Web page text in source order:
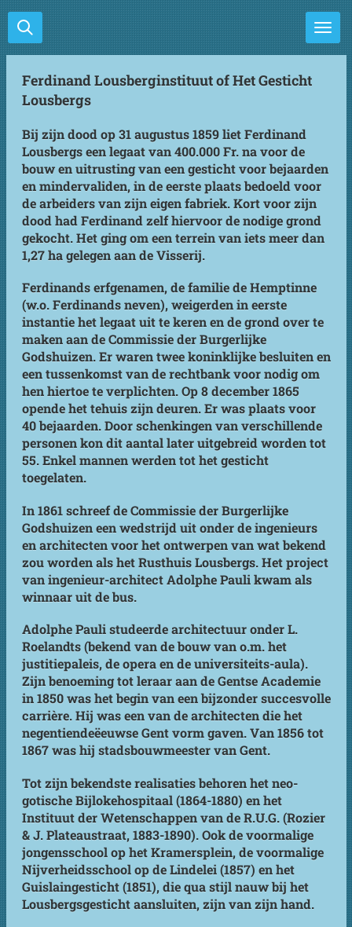
Ga
direct
naar
hoofdinhoud
Ferdinand Lousberginstituut of Het Gesticht
Lousbergs
Bij zijn dood op 31 augustus 1859 liet Ferdinand
Lousbergs een legaat van 400.000 Fr. na voor de
bouw en uitrusting van een gesticht voor bejaarden
en mindervaliden, in de eerste plaats bedoeld voor
de arbeiders van zijn eigen fabriek. Kort voor zijn
dood had Ferdinand zelf hiervoor de nodige grond
gekocht. Het ging om een terrein van iets meer dan
1,27 ha gelegen aan de Visserij.
Ferdinands erfgenamen, de familie de Hemptinne
(w.o. Ferdinands neven), weigerden in eerste
instantie het legaat uit te keren en de grond over te
maken aan de Commissie der Burgerlijke
Godshuizen. Er waren twee koninklijke besluiten en
een tussenkomst van de rechtbank voor nodig om
hen hiertoe te verplichten. Op 8 december 1865
opende het tehuis zijn deuren. Er was plaats voor
40 bejaarden. Door schenkingen van verschillende
personen kon dit aantal later uitgebreid worden tot
55. Enkel mannen werden tot het gesticht
toegelaten.
In 1861 schreef de Commissie der Burgerlijke
Godshuizen een wedstrijd uit onder de ingenieurs
en architecten voor het ontwerpen van wat bekend
zou worden als het Rusthuis Lousbergs. Het project
van ingenieur-architect Adolphe Pauli kwam als
winnaar uit de bus.
Adolphe Pauli studeerde architectuur onder L.
Roelandts (bekend van de bouw van o.m. het
justitiepaleis, de opera en de universiteits-aula).
Zijn benoeming tot leraar aan de Gentse Academie
in 1850 was het begin van een bijzonder succesvolle
carrière. Hij was een van de architecten die het
negentiendeëeuwse Gent vorm gaven. Van 1856 tot
1867 was hij stadsbouwmeester van Gent.
Tot zijn bekendste realisaties behoren het neo-
gotische Bijlokehospitaal (1864-1880) en het
Instituut der Wetenschappen van de R.U.G. (Rozier
& J. Plateaustraat, 1883-1890). Ook de voormalige
jongensschool op het Kramersplein, de voormalige
Nijverheidsschool op de Lindelei (1857) en het
Guislaingesticht (1851), die qua stijl nauw bij het
Lousbergsgesticht aansluiten, zijn van zijn hand.